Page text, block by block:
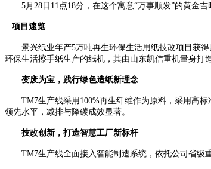
5 月28日11点18分，在这个寓意“万事顺发”的黄金
项目速览
景兴纸业年产5万吨再生环保生活用纸技改项目获
环保生活擦手纸生产的纸机，其由山东凯信重机量身打
变废为宝，践行绿色造纸新理念
TM7生产线采用100%再生纤维作为原料，采用高
领先水平，减排与降碳成效显著。
技改创新，打造智慧工厂新标杆
TM7生产线全面接入智能制造系统，依托公司省级